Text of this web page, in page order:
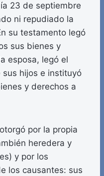
23 de septiembre
ni repudiado la
su testamento legó
sus bienes y
esposa, legó el
hijos e instituyó
y derechos a
por la propia
heredera y
y por los
los causantes: sus